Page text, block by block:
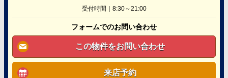
受付時間｜8:30～21:00
フォームでのお問い合わせ
この物件をお問い合わせ
来店予約